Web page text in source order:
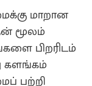
மாறான
மூலம்
பிறரிடம்
களங்கம்
பற்றி